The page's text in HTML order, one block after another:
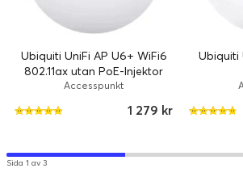
Ubiquiti UniFi AP U6+ WiFi6
802.11ax utan PoE-Injektor
Accesspunkt
1 279 kr
Ubiquiti
Sida 1 av 3